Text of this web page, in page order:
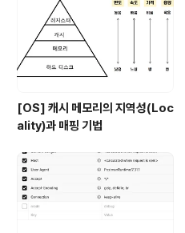
[OS] 캐시 메모리의 지역성(Loc
ality)과 매핑 기법